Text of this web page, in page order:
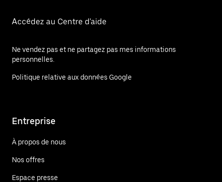
Accédez au Centre d'aide
Ne vendez pas et ne partagez pas mes informations
personnelles.
Politique relative aux données Google
Entreprise
À propos de nous
Nos offres
Espace presse